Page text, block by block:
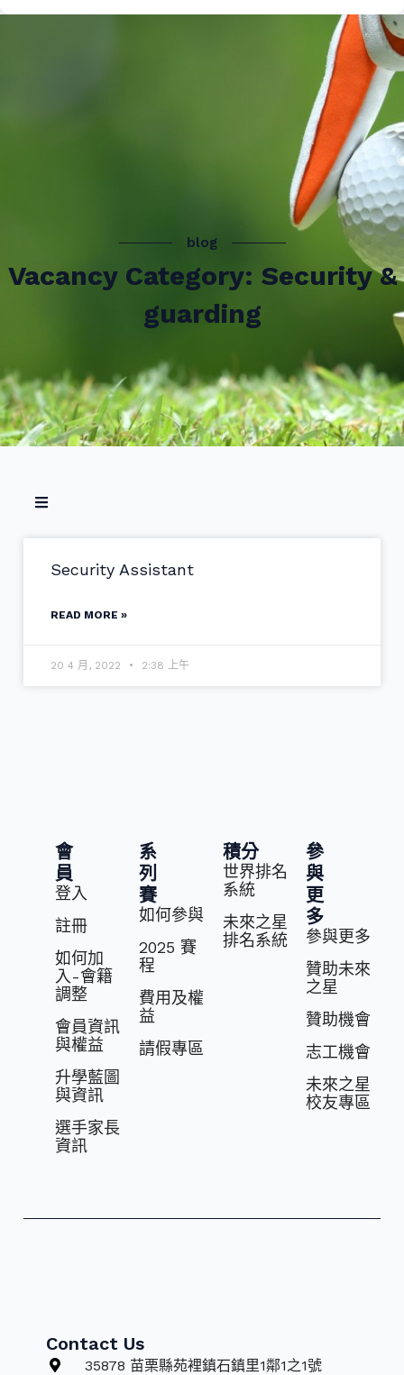
blog
Vacancy Category: Security &
guarding
Security Assistant
READ MORE »
20 4 月, 2022 2:38 上午
會
員
登入
註冊
如何加
入-會籍
調整
會員資訊
與權益
升學藍圖
與資訊
選⼿家長
資訊
系
列
賽
如何參與
2025 賽
程
費⽤及權
益
請假專區
積分
世界排名
系統
未來之星
排名系統
參
與
更
多
參與更多
贊助未來
之星
贊助機會
志⼯機會
未來之星
校友專區
Contact Us
35878 苗栗縣苑裡鎮石鎮里1鄰1之1號